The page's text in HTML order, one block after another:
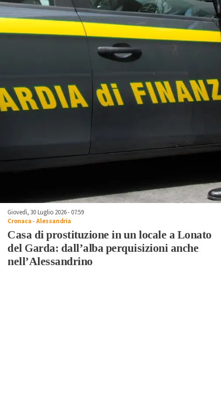
Giovedì, 30 Luglio 2026 - 07:59
Cronaca-Alessandria
Casa di prostituzione in un locale a Lonato
del Garda: dall’alba perquisizioni anche
nell’Alessandrino